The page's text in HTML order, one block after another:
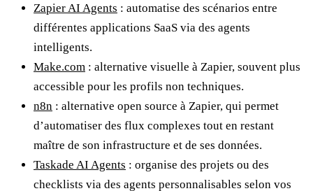
Zapier AI Agents : automatise des scénarios entre
différentes applications SaaS via des agents
intelligents.
Make.com : alternative visuelle à Zapier, souvent plus
accessible pour les profils non techniques.
n8n : alternative open source à Zapier, qui permet
d’automatiser des flux complexes tout en restant
maître de son infrastructure et de ses données.
Taskade AI Agents : organise des projets ou des
checklists via des agents personnalisables selon vos